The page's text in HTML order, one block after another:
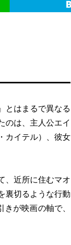
とはまるで異なる
のは、主人公エイ
カイテル）、彼女
、近所に住むマオ
裏切るような行動
が映画の軸で、